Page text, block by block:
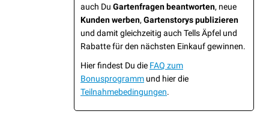
auch Du Gartenfragen beantworten, neue
Kunden werben, Gartenstorys publizieren
und damit gleichzeitig auch Tells Äpfel und
Rabatte für den nächsten Einkauf gewinnen.
Hier findest Du die FAQ zum
Bonusprogramm und hier die
Teilnahmebedingungen.